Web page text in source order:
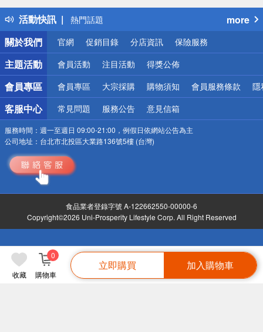
收藏 購物車
0
立即購買 加入購物車
活動快訊
得獎公告
熱門話題
銀行優惠
偏遠地區配送
詐騙網頁！請小心！
more
關於我們
官網 促銷目錄 分店資訊 保險服務
主題活動 會員活動 注目活動 得獎公佈
會員專區 會員專區 大宗採購 購物須知 會員服務條款 隱
客服中心 常見問題 服務公告 意見信箱
服務時間： 週一至週日 09:00-21:00，例假日依網站公告為主
公司地址： 台北市北投區大業路136號5樓 (台灣)
食品業者登錄字號 A-122662550-00000-6
Copyright©2026 Uni-Prosperity Lifestyle Corp. All Right Reserved